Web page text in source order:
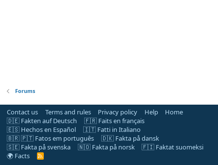
Forums
Contact us Terms and rules Privacy policy Help
Home
🇩🇪 Fakten auf Deutsch
🇫🇷 Faits en français
🇪🇸 Hechos en Español
🇮🇹 Fatti in Italiano
🇧🇷 🇵🇹 Fatos em português
🇩🇰 Fakta på dansk
🇸🇪 Fakta på svenska
🇳🇴 Fakta på norsk
🇫🇮 Faktat suomeksi
🌍 Facts
R